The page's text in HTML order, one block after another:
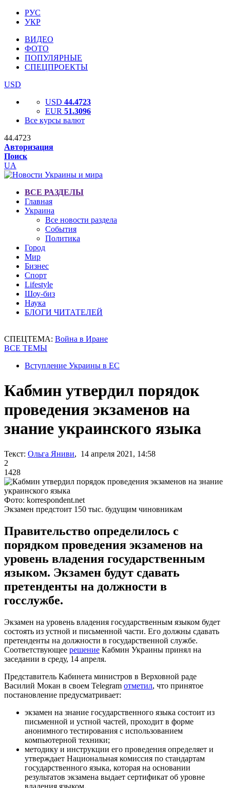
РУС
УКР
ВИДЕО
ФОТО
ПОПУЛЯРНЫЕ
СПЕЦПРОЕКТЫ
USD
USD 44.4723
EUR 51.3096
Все курсы валют
44.4723
Авторизация
Поиск
UA
ВСЕ РАЗДЕЛЫ
Главная
Украина
Все новости раздела
События
Политика
Город
Мир
Бизнес
Спорт
Lifestyle
Шоу-биз
Наука
БЛОГИ ЧИТАТЕЛЕЙ
СПЕЦТЕМА: Война в Иране
ВСЕ ТЕМЫ
Вступление Украины в ЕС
Кабмин утвердил порядок
проведения экзаменов на
знание украинского языка
Текст: Ольга Яниви, 14 апреля 2021, 14:58
2
1428
Фото: korrespondent.net
Экзамен предстоит 150 тыс. будущим чиновникам
Правительство определилось с
порядком проведения экзаменов на
уровень владения государственным
языком. Экзамен будут сдавать
претенденты на должности в
госслужбе.
Экзамен на уровень владения государственным языком будет
состоять из устной и письменной части. Его должны сдавать
претенденты на должности в государственной службе.
Соответствующее решение Кабмин Украины принял на
заседании в среду, 14 апреля.
Представитель Кабинета министров в Верховной раде
Василий Мокан в своем Telegram отметил, что принятое
постановление предусматривает:
экзамен на знание государственного языка состоит из
письменной и устной частей, проходит в форме
анонимного тестирования с использованием
компьютерной техники;
методику и инструкции его проведения определяет и
утверждает Национальная комиссия по стандартам
государственного языка, которая на основании
результатов экзамена выдает сертификат об уровне
владения языком.